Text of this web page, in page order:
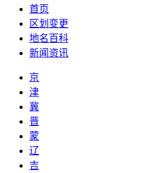
首页
区划变更
地名百科
新闻资讯
京
津
冀
晋
蒙
辽
吉